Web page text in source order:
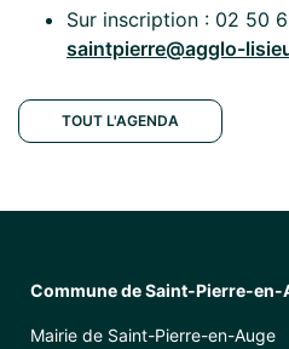
Sur inscription : 02 50
saintpierre@agglo-
TOUT L'AGENDA
Commune de Saint-Pierre-en-
Mairie de Saint-Pierre-en-Auge